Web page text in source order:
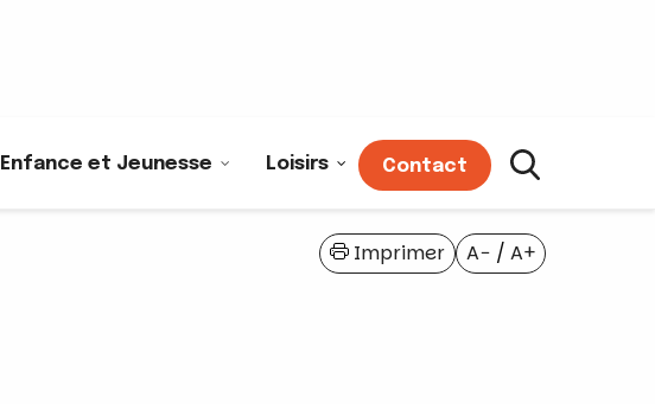
Enfance et Jeunesse Loisirs Contact
A− / A+
Imprimer